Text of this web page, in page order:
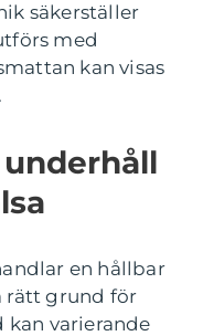
säkerställer
med
kan visas
en hållbar
rätt grund för
kan varierande